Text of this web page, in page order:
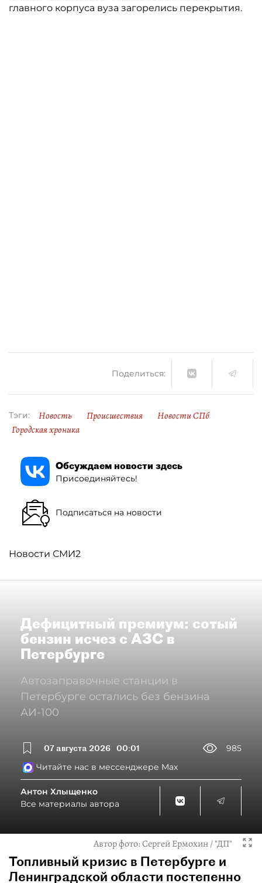
главного корпуса вуза загорелись перекрытия.
Поделиться:
Тэги: Новость Происшествия
Новости СПб
Городская хроника
Обсуждаем новости здесь
Присоединяйтесь!
Подписаться на новости
Новости СМИ2
Дефицитный премиум: сотый
бензин исчез с АЗС в
Петербурге
Автозаправочные станции в
Петербурге остались без бензина
АИ-100
07 августа 2026 00:01
985
Читайте нас в мессенджере Max
Антон Хлыщенко
Все материалы автора
Автор фото:Сергей Ермохин / "ДП"
Топливный кризис в Петербурге и
Ленинградской области постепенно